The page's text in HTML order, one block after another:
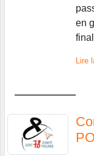
en
Lire